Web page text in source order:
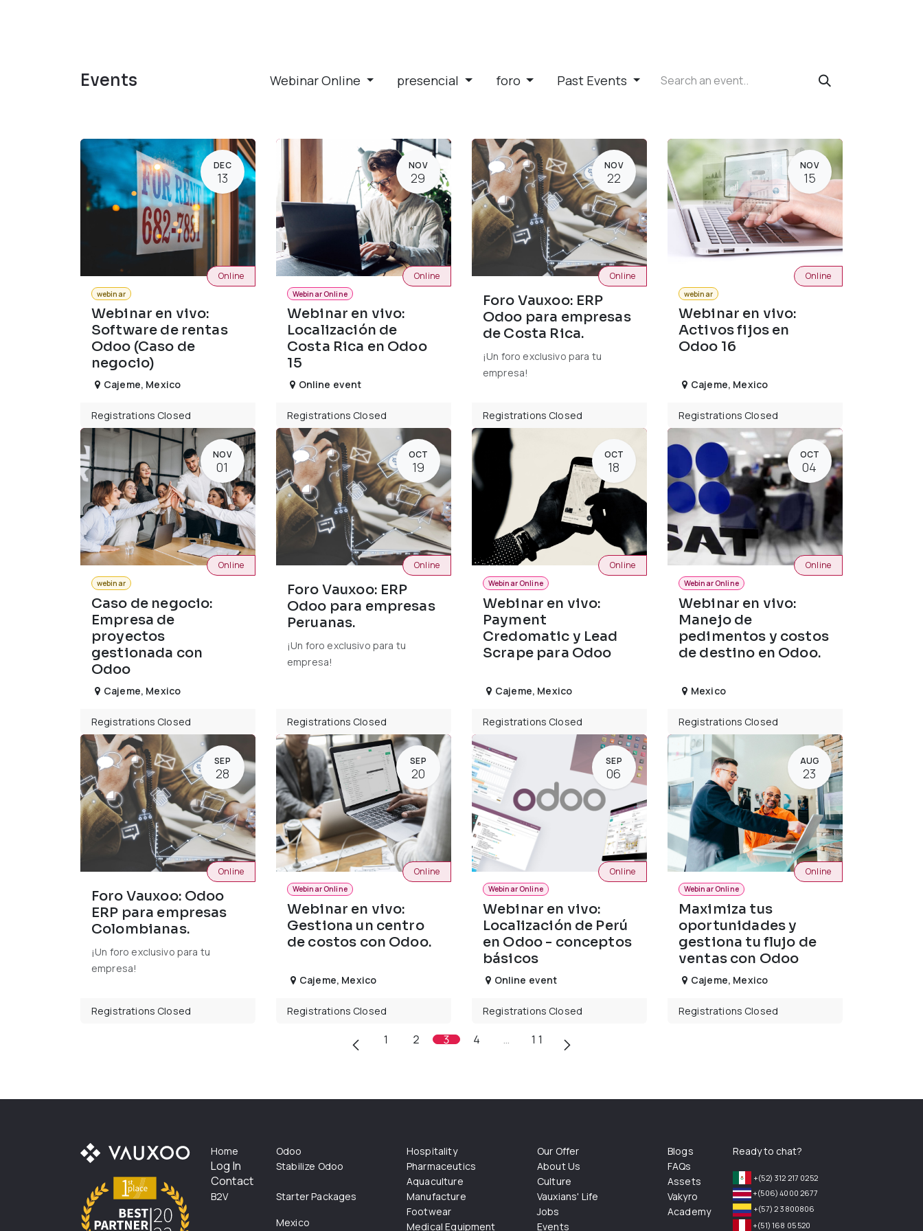
Events Webinar Online presencial foro Past Events
DEC
13
webinar
Webinar en vivo:
Software de rentas
Odoo (Caso de
negocio)
Online
Cajeme, Mexico
Registrations Closed
NOV
29
Webinar Online
Webinar en vivo:
Localización de
Costa Rica en Odoo
15
Online
Online event
Registrations Closed
NOV
22
Foro Vauxoo: ERP
Odoo para empresas
de Costa Rica.
¡Un foro exclusivo para tu
empresa!
Online
Registrations Closed
NOV
15
webinar
Webinar en vivo:
Activos fijos en
Odoo 16
Online
Cajeme, Mexico
Registrations Closed
NOV
01
webinar
Caso de negocio:
Empresa de
proyectos
gestionada con
Odoo
Online
Cajeme, Mexico
Registrations Closed
OCT
19
Foro Vauxoo: ERP
Odoo para empresas
Peruanas.
¡Un foro exclusivo para tu
empresa!
Online
Registrations Closed
OCT
18
Webinar Online
Webinar en vivo:
Payment
Credomatic y Lead
Scrape para Odoo
Online
Cajeme, Mexico
Registrations Closed
OCT
04
Webinar Online
Webinar en vivo:
Manejo de
pedimentos y costos
de destino en Odoo.
Online
Mexico
Registrations Closed
SEP
28
Foro Vauxoo: Odoo
ERP para empresas
Colombianas.
¡Un foro exclusivo para tu
empresa!
Online
Registrations Closed
SEP
20
Webinar Online
Webinar en vivo:
Gestiona un centro
de costos con Odoo.
Online
Cajeme, Mexico
Registrations Closed
SEP
06
Webinar Online
Webinar en vivo:
Localización de Perú
en Odoo - conceptos
básicos
Online
Online event
Registrations Closed
AUG
23
Webinar Online
Maximiza tus
oportunidades y
gestiona tu flujo de
ventas con Odoo
Online
Cajeme, Mexico
Registrations Closed
1 2 3 4 … 11
Home
Log In
Contact
B2V
Odoo
Stabilize Odoo
Starter Packages
Mexico
Hospitality
Pharmaceutics
Aquaculture
Manufacture
Footwear
Medical Equipment
Our Offer
About Us
Culture
Vauxians' Life
Jobs
Events
Blogs
FAQs
Assets
Vakyro
Academy
Ready to chat?
+(52) 312 217 0252
+(506) 4000 2677
+(57) 2 3800806
+(51) 168 05 520